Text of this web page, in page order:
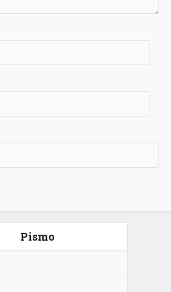
Pismo